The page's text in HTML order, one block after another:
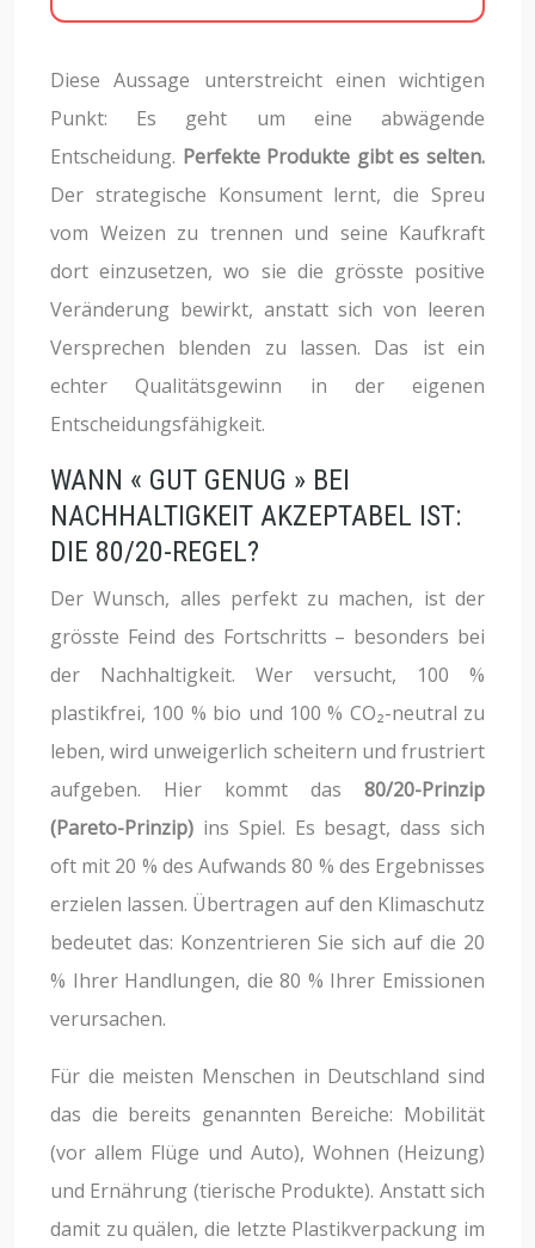
Diese Aussage unterstreicht einen wichtigen
Punkt: Es geht um eine abwägende
Entscheidung. Perfekte Produkte gibt es selten.
Der strategische Konsument lernt, die Spreu
vom Weizen zu trennen und seine Kaufkraft
dort einzusetzen, wo sie die grösste positive
Veränderung bewirkt, anstatt sich von leeren
Versprechen blenden zu lassen. Das ist ein
echter Qualitätsgewinn in der eigenen
Entscheidungsfähigkeit.
WANN « GUT GENUG » BEI
NACHHALTIGKEIT AKZEPTABEL IST:
DIE 80/20-REGEL?
Der Wunsch, alles perfekt zu machen, ist der
grösste Feind des Fortschritts – besonders bei
der Nachhaltigkeit. Wer versucht, 100 %
plastikfrei, 100 % bio und 100 % CO₂-neutral zu
leben, wird unweigerlich scheitern und frustriert
aufgeben. Hier kommt das 80/20-Prinzip
(Pareto-Prinzip) ins Spiel. Es besagt, dass sich
oft mit 20 % des Aufwands 80 % des Ergebnisses
erzielen lassen. Übertragen auf den Klimaschutz
bedeutet das: Konzentrieren Sie sich auf die 20
% Ihrer Handlungen, die 80 % Ihrer Emissionen
verursachen.
Für die meisten Menschen in Deutschland sind
das die bereits genannten Bereiche: Mobilität
(vor allem Flüge und Auto), Wohnen (Heizung)
und Ernährung (tierische Produkte). Anstatt sich
damit zu quälen, die letzte Plastikverpackung im